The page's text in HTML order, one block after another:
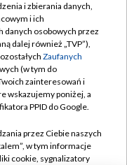
i zbierania danych,
i ich
danych osobowych przez
dalej również „TVP”),
Zaufanych
(w tym do
zainteresowań i
wskazujemy poniżej, a
PPID do Google.
przez Ciebie naszych
w tym informacje
cookie, sygnalizatory